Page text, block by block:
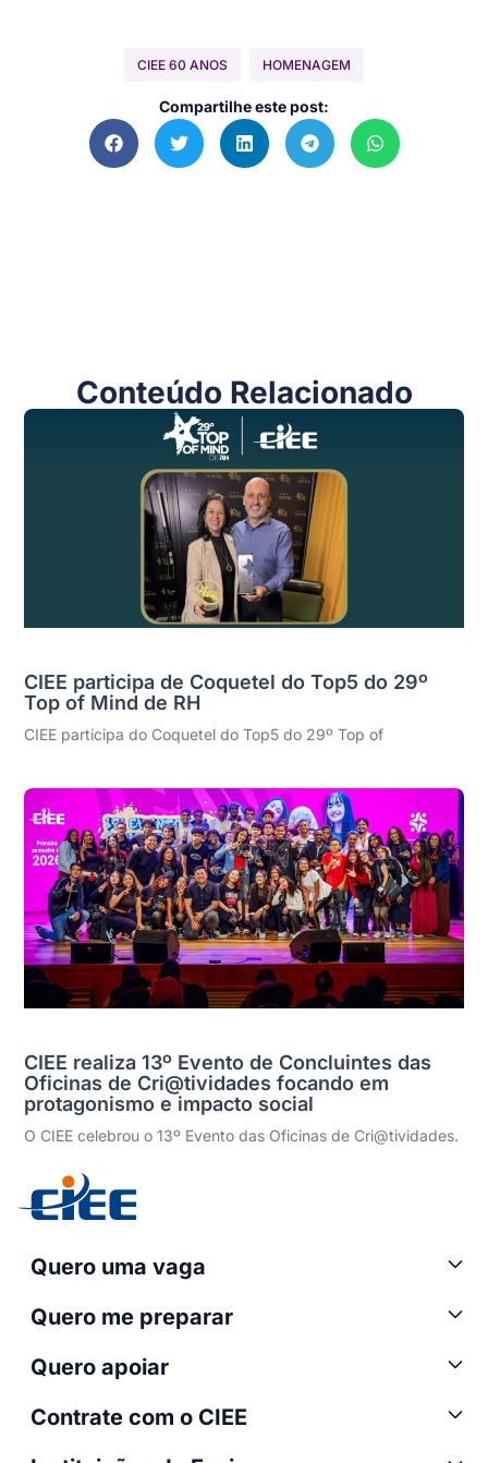
CIEE 60 ANOS HOMENAGEM
Compartilhe este post:
Conteúdo Relacionado
CIEE participa de Coquetel do Top5 do 29º
Top of Mind de RH
CIEE participa do Coquetel do Top5 do 29º Top of
CIEE realiza 13º Evento de Concluintes das
Oficinas de Cri@tividades focando em
protagonismo e impacto social
O CIEE celebrou o 13º Evento das Oficinas de Cri@tividades.
Quero uma vaga
Quero me preparar
Quero apoiar
Contrate com o CIEE